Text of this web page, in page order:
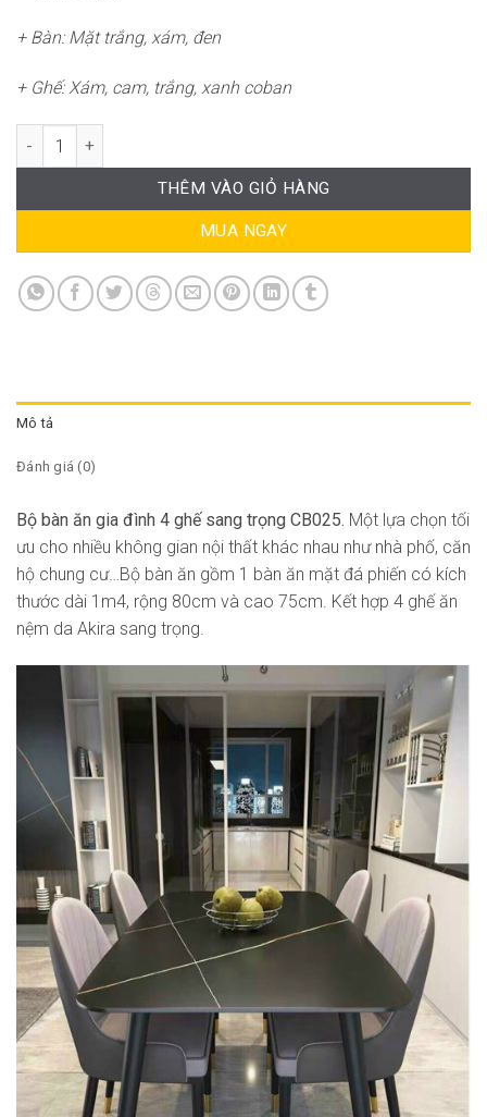
+ Bàn: Mặt trắng, xám, đen
+ Ghế: Xám, cam, trắng, xanh coban
Bộ bàn ăn gia đình 4 ghế sang trọng CB025 số lượng
THÊM VÀO GIỎ HÀNG
MUA NGAY
Mô tả
Đánh giá (0)
Bộ bàn ăn gia đình 4 ghế sang trọng CB025. Một lựa chọn tối
ưu cho nhiều không gian nội thất khác nhau như nhà phố, căn
hộ chung cư…Bộ bàn ăn gồm 1 bàn ăn mặt đá phiến có kích
thước dài 1m4, rộng 80cm và cao 75cm. Kết hợp 4 ghế ăn
nệm da Akira sang trọng.